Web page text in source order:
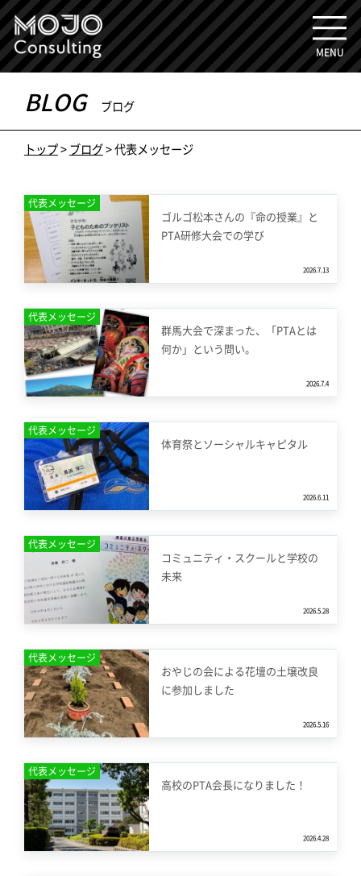
MENU
BLOG ブログ
トップ>ブログ> 代表メッセージ
代表メッセージ
ゴルゴ松本さんの『命の授業』と
PTA研修大会での学び
2026.7.13
代表メッセージ
群馬大会で深まった、「PTAとは
何か」という問い。
2026.7.4
代表メッセージ
体育祭とソーシャルキャピタル
2026.6.11
代表メッセージ
コミュニティ・スクールと学校の
未来
2026.5.28
代表メッセージ
おやじの会による花壇の土壌改良
に参加しました
2026.5.16
代表メッセージ
高校のPTA会長になりました！
2026.4.28